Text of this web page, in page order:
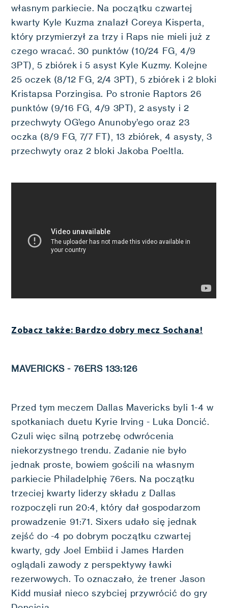
własnym parkiecie. Na początku czwartej
kwarty Kyle Kuzma znalazł Coreya Kisperta,
który przymierzył za trzy i Raps nie mieli już z
czego wracać. 30 punktów (10/24 FG, 4/9
3PT), 5 zbiórek i 5 asyst Kyle Kuzmy. Kolejne
25 oczek (8/12 FG, 2/4 3PT), 5 zbiórek i 2 bloki
Kristapsa Porzingisa. Po stronie Raptors 26
punktów (9/16 FG, 4/9 3PT), 2 asysty i 2
przechwyty OG’ego Anunoby’ego oraz 23
oczka (8/9 FG, 7/7 FT), 13 zbiórek, 4 asysty, 3
przechwyty oraz 2 bloki Jakoba Poeltla.
Zobacz także: Bardzo dobry mecz Sochana!
MAVERICKS - 76ERS 133:126
Przed tym meczem Dallas Mavericks byli 1-4 w
spotkaniach duetu Kyrie Irving - Luka Doncić.
Czuli więc silną potrzebę odwrócenia
niekorzystnego trendu. Zadanie nie było
jednak proste, bowiem gościli na własnym
parkiecie Philadelphię 76ers. Na początku
trzeciej kwarty liderzy składu z Dallas
rozpoczęli run 20:4, który dał gospodarzom
prowadzenie 91:71. Sixers udało się jednak
zejść do -4 po dobrym początku czwartej
kwarty, gdy Joel Embiid i James Harden
oglądali zawody z perspektywy ławki
rezerwowych. To oznaczało, że trener Jason
Kidd musiał nieco szybciej przywrócić do gry